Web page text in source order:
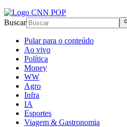
Buscar
Pular para o conteúdo
Ao vivo
Política
Money
WW
Agro
Infra
IA
Esportes
Viagem & Gastronomia